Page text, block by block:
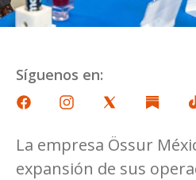
Síguenos en:
La empresa Össur
expansión de sus